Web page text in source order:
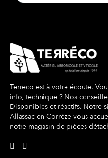
Terreco est à votre écoute.
info, technique ? Nos
Disponibles et réactifs. Notre
Allassac en Corréze vous
notre magasin de pièces